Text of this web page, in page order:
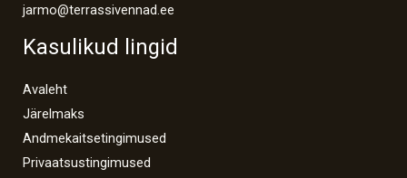
jarmo@terrassivennad.ee
Kasulikud lingid
Avaleht
Järelmaks
Andmekaitsetingimused
Privaatsustingimused